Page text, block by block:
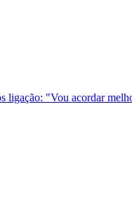
ligação: "Vou acordar